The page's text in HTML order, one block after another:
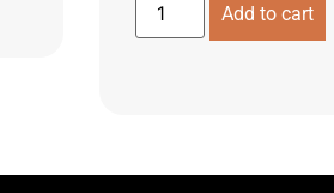
Add to cart